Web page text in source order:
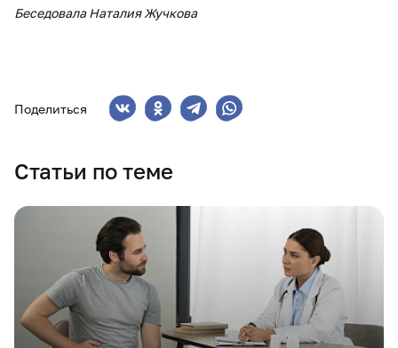
Беседовала Наталия Жучкова
Поделиться
Статьи по теме